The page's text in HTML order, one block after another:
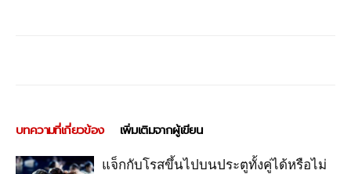
บทความที่เกี่ยวข้อง เพิ่มเติมจากผู้เขียน
แจ็กกับโรสขึ้นไปบนประตูทั้งคู่ได้หรือไม่